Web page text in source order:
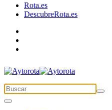
Rota.es
DescubreRota.es